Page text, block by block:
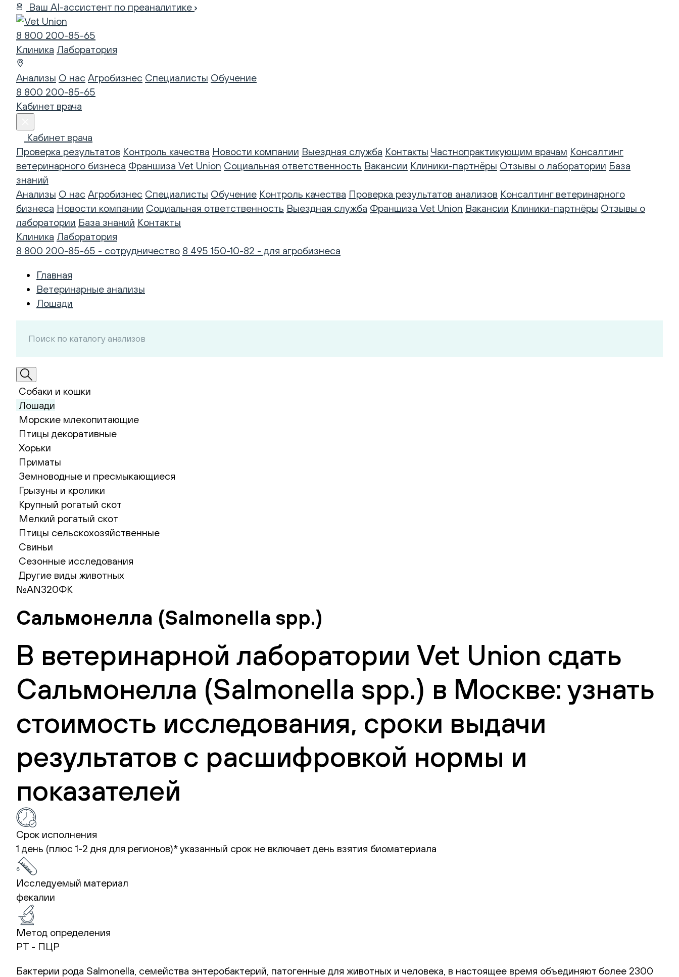
Ваш AI-ассистент по преаналитике
8 800 200-85-65
Клиника Лаборатория
Анализы О нас Агробизнес Специалисты Обучение
8 800 200-85-65
Кабинет врача
Кабинет врача
Проверка результатов Контроль качества Новости компании Выездная служба Контакты Частнопрактикующим врачам Консалтинг
ветеринарного бизнеса Франшиза Vet Union Социальная ответственность Вакансии Клиники-партнёры Отзывы о лаборатории База
знаний
Анализы О нас Агробизнес Специалисты Обучение Контроль качества Проверка результатов анализов Консалтинг ветеринарного
бизнеса Новости компании Социальная ответственность Выездная служба Франшиза Vet Union Вакансии Клиники-партнёры Отзывы о
лаборатории База знаний Контакты
Клиника Лаборатория
8 800 200-85-65 - сотрудничество 8 495 150-10-82 - для агробизнеса
Главная
Ветеринарные анализы
Лошади
Собаки и кошки
Лошади
Морские млекопитающие
Птицы декоративные
Хорьки
Приматы
Земноводные и пресмыкающиеся
Грызуны и кролики
Крупный рогатый скот
Мелкий рогатый скот
Птицы сельскохозяйственные
Свиньи
Сезонные исследования
Другие виды животных
№AN320ФК
Сальмонелла (Salmonella spp.)
В ветеринарной лаборатории Vet Union сдать
Сальмонелла (Salmonella spp.) в Москве: узнать
стоимость исследования, сроки выдачи
результатов с расшифровкой нормы и
показателей
Срок исполнения
1 день (плюс 1-2 дня для регионов)*указанный срок не включает день взятия биоматериала
Исследуемый материал
фекалии
Метод определения
РТ - ПЦР
Бактерии рода Salmonella, семейства энтеробактерий, патогенные для животных и человека, в настоящее время объединяют более 2300